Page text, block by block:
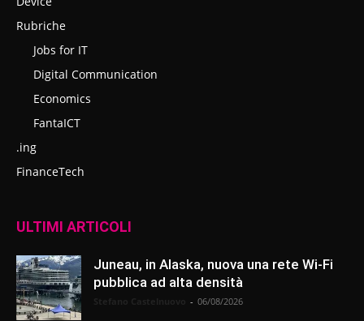
Rubriche
Jobs for IT
Digital Communication
Economics
FantaICT
.ing
FinanceTech
ULTIMI ARTICOLI
Juneau, in Alaska, nuova una rete Wi-Fi
pubblica ad alta densità
- 06/08/2026